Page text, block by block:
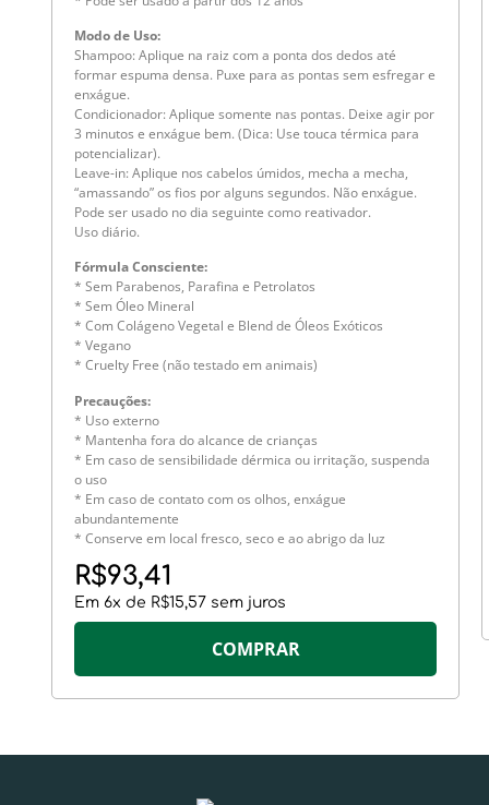
Modo de Uso:
Shampoo: Aplique na raiz com a ponta dos dedos até
formar espuma densa. Puxe para as pontas sem esfregar e
enxágue.
Condicionador: Aplique somente nas pontas. Deixe agir por
3 minutos e enxágue bem. (Dica: Use touca térmica para
potencializar).
Leave-in: Aplique nos cabelos úmidos, mecha a mecha,
“amassando” os fios por alguns segundos. Não enxágue.
Pode ser usado no dia seguinte como reativador.
Uso diário.
Fórmula Consciente:
* Sem Parabenos, Parafina e Petrolatos
* Sem Óleo Mineral
* Com Colágeno Vegetal e Blend de Óleos Exóticos
* Vegano
* Cruelty Free (não testado em animais)
Precauções:
* Uso externo
* Mantenha fora do alcance de crianças
* Em caso de sensibilidade dérmica ou irritação, suspenda
o uso
* Em caso de contato com os olhos, enxágue
abundantemente
* Conserve em local fresco, seco e ao abrigo da luz
R$93,41
Em 6x de R$15,57 sem juros
COMPRAR